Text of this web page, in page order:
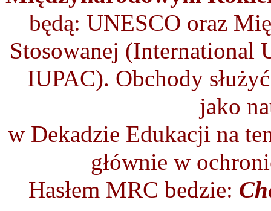
będą: UNESCO oraz
Stosowanej (International
IUPAC). Obchody
jako
w Dekadzie Edukacji na
głównie w
Hasłem MRC bedzie: